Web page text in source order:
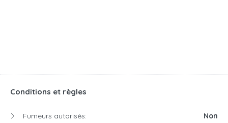
Conditions et règles
Fumeurs autorisés:
Non